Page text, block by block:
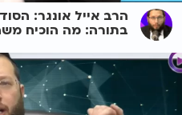
הרב אייל אונגר:
בתורה: מה הוכיח